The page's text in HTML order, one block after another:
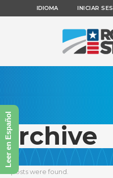
IDIOMA INICIAR
Archive
No posts were found.
Leer en Español